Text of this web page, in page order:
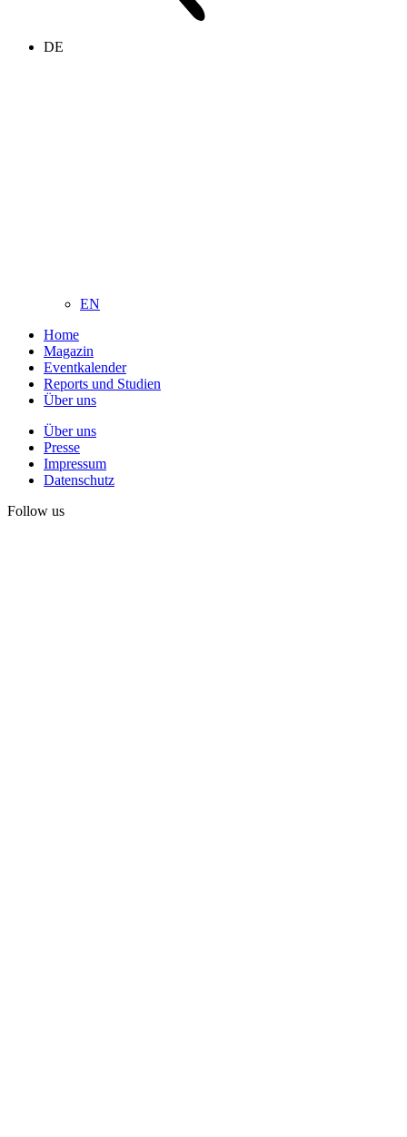
DE
EN
Home
Magazin
Eventkalender
Reports und Studien
Über uns
Über uns
Presse
Impressum
Datenschutz
Follow us